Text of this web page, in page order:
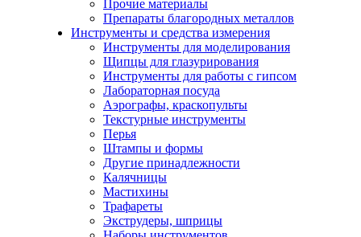
Прочие материалы
Препараты благородных металлов
Инструменты и средства измерения
Инструменты для моделирования
Щипцы для глазурирования
Инструменты для работы с гипсом
Лабораторная посуда
Аэрографы, краскопульты
Текстурные инструменты
Перья
Штампы и формы
Другие принадлежности
Калячницы
Мастихины
Трафареты
Экструдеры, шприцы